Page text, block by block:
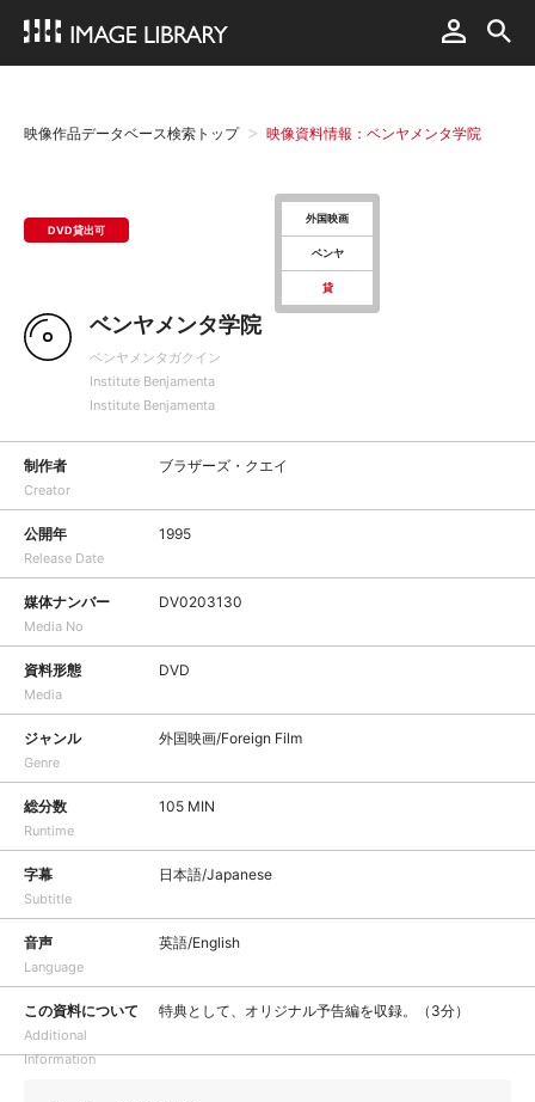
映像作品データベース検索トップ 映像資料情報：ベンヤメンタ学院
DVD貸出可
外国映画
ベンヤ
貸
ベンヤメンタ学院
ベンヤメンタガクイン
Institute Benjamenta
Institute Benjamenta
制作者
Creator
ブラザーズ・クエイ
公開年
Release Date
1995
媒体ナンバー
Media No
DV0203130
資料形態
Media
DVD
ジャンル
Genre
外国映画/Foreign Film
総分数
Runtime
105 MIN
字幕
Subtitle
日本語/Japanese
音声
Language
英語/English
この資料について
Additional
Information
特典として、オリジナル予告編を収録。（3分）